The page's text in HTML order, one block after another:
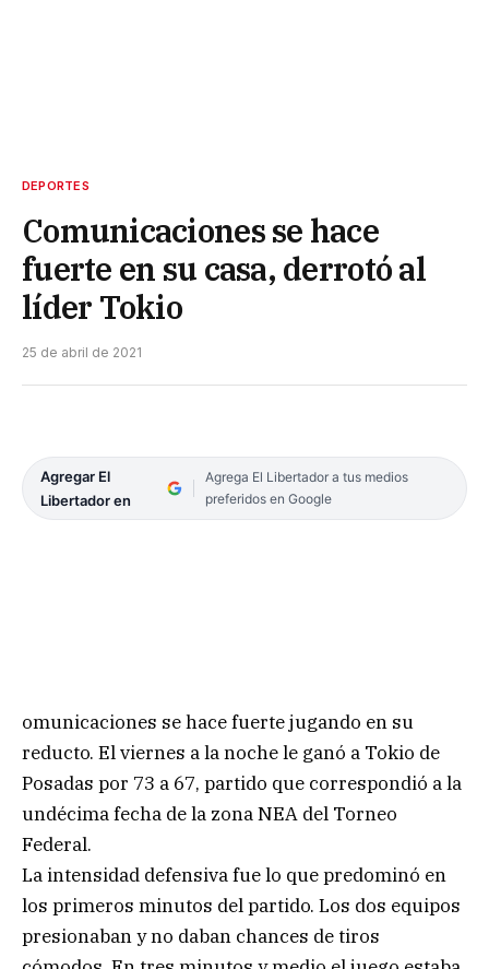
DEPORTES
Comunicaciones se hace
fuerte en su casa, derrotó al
líder Tokio
25 de abril de 2021
Agregar El
Libertador en
Agrega El Libertador a tus medios
preferidos en Google
omunicaciones se hace fuerte jugando en su
reducto. El viernes a la noche le ganó a Tokio de
Posadas por 73 a 67, partido que correspondió a la
undécima fecha de la zona NEA del Torneo
Federal.
La intensidad defensiva fue lo que predominó en
los primeros minutos del partido. Los dos equipos
presionaban y no daban chances de tiros